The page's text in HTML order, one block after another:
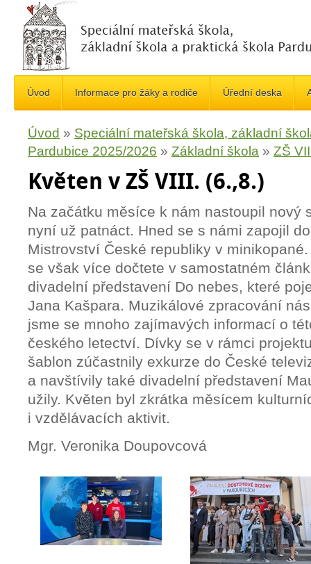
Úvod Informace pro žáky a rodiče Úřední deska
Úvod » Speciální mateřská škola, základní
Pardubice 2025/2026 » Základní škola » ZŠ
Květen v ZŠ VIII. (6.,8.)
Na začátku měsíce k nám nastoupil nový
nyní už patnáct. Hned se s námi zapojil
Mistrovství České republiky v
se však více dočtete v samostatném
divadelní představení Do nebes, které
Jana Kašpara. Muzikálové zpracování
jsme se mnoho zajímavých informací o
českého letectví. Dívky se v rámci
šablon zúčastnily exkurze do České
a navštívily také divadelní představení
užily. Květen byl zkrátka měsícem
i vzdělávacích aktivit.
Mgr. Veronika Doupovcová